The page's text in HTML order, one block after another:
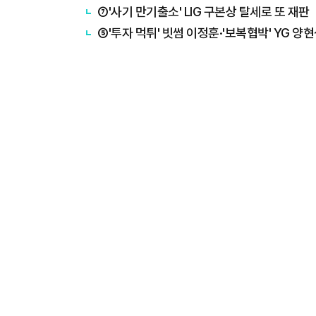
⑦'사기 만기출소' LIG 구본상 탈세로 또 재판
⑤'투자 먹튀' 빗썸 이정훈·'보복협박' YG 양